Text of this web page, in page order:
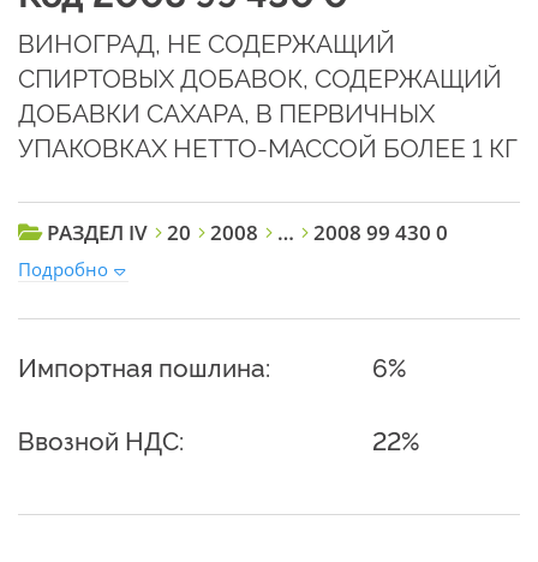
ВИНОГРАД, НЕ СОДЕРЖАЩИЙ
СПИРТОВЫХ ДОБАВОК, СОДЕРЖАЩИЙ
ДОБАВКИ САХАРА, В ПЕРВИЧНЫХ
УПАКОВКАХ НЕТТО-МАССОЙ БОЛЕЕ 1 КГ
РАЗДЕЛ IV 20 2008 … 2008 99 430 0
Подробно
Импортная пошлина: 6%
Ввозной НДС: 22%